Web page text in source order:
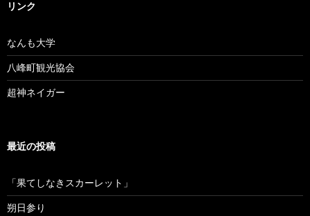
リンク
なんも大学
八峰町観光協会
超神ネイガー
最近の投稿
「果てしなきスカーレット」
朔日参り